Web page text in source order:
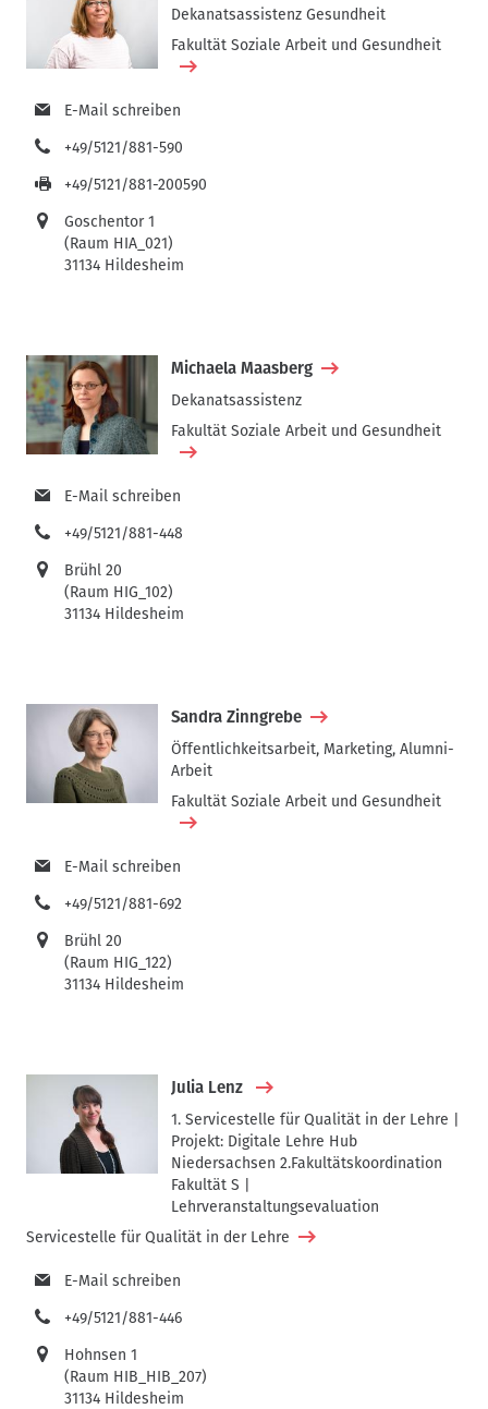
Dekanatsassistenz Gesundheit
Fakultät Soziale Arbeit und Gesundheit
E-Mail schreiben
+49/5121/881-590
+49/5121/881-200590
Goschentor 1
(Raum HIA_021)
31134 Hildesheim
Michaela Maasberg
Dekanatsassistenz
Fakultät Soziale Arbeit und Gesundheit
E-Mail schreiben
+49/5121/881-448
Brühl 20
(Raum HIG_102)
31134 Hildesheim
Sandra Zinngrebe
Öffentlichkeitsarbeit, Marketing, Alumni-
Arbeit
Fakultät Soziale Arbeit und Gesundheit
E-Mail schreiben
+49/5121/881-692
Brühl 20
(Raum HIG_122)
31134 Hildesheim
Julia Lenz
1. Servicestelle für Qualität in der Lehre |
Projekt: Digitale Lehre Hub
Niedersachsen 2.Fakultätskoordination
Fakultät S |
Lehrveranstaltungsevaluation
Servicestelle für Qualität in der Lehre
E-Mail schreiben
+49/5121/881-446
Hohnsen 1
(Raum HIB_HIB_207)
31134 Hildesheim